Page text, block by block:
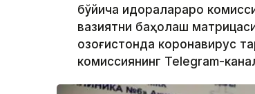
бўйича идоралараро
вазиятни баҳолаш
Қозоғистонда коронавирус
комиссиянинг Telegram-